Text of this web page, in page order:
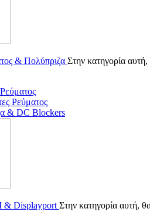
& Πολύπριζα Στην κατηγορία
Ρεύματος
& DC Blockers
& Displayport Στην κατηγορία αυτή,